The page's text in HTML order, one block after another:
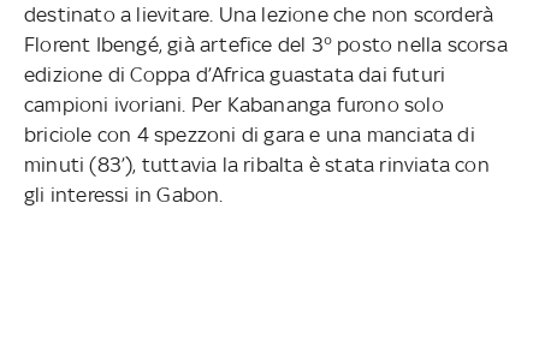
destinato a lievitare. Una lezione che non scorderà
Florent Ibengé, già artefice del 3° posto nella scorsa
edizione di Coppa d’Africa guastata dai futuri
campioni ivoriani. Per Kabananga furono solo
briciole con 4 spezzoni di gara e una manciata di
minuti (83’), tuttavia la ribalta è stata rinviata con
gli interessi in Gabon.